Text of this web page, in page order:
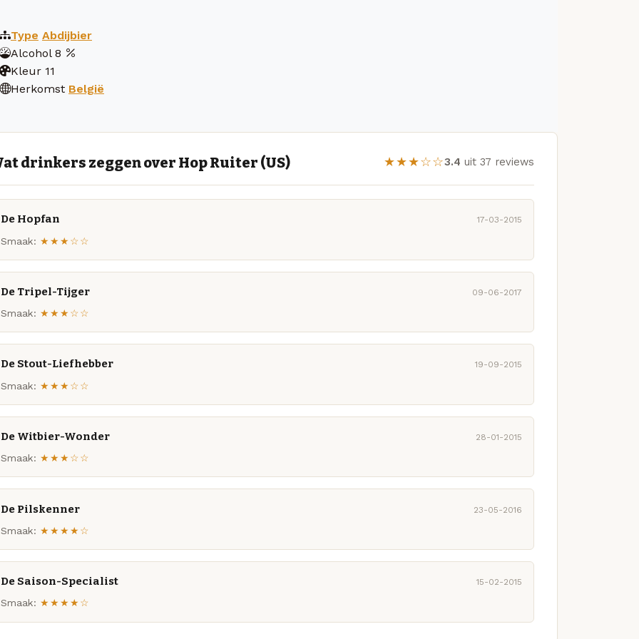
Type Abdijbier
Alcohol 8
Kleur 11
Herkomst België
drinkers zeggen over Hop Ruiter (US) ★★★☆☆3.4 uit 37 reviews
De Hopfan 17-03-2015
Smaak: ★★★☆☆
De Tripel-Tijger 09-06-2017
Smaak: ★★★☆☆
De Stout-Liefhebber 19-09-2015
Smaak: ★★★☆☆
De Witbier-Wonder 28-01-2015
Smaak: ★★★☆☆
De Pilskenner 23-05-2016
Smaak: ★★★★☆
De Saison-Specialist 15-02-2015
Smaak: ★★★★☆